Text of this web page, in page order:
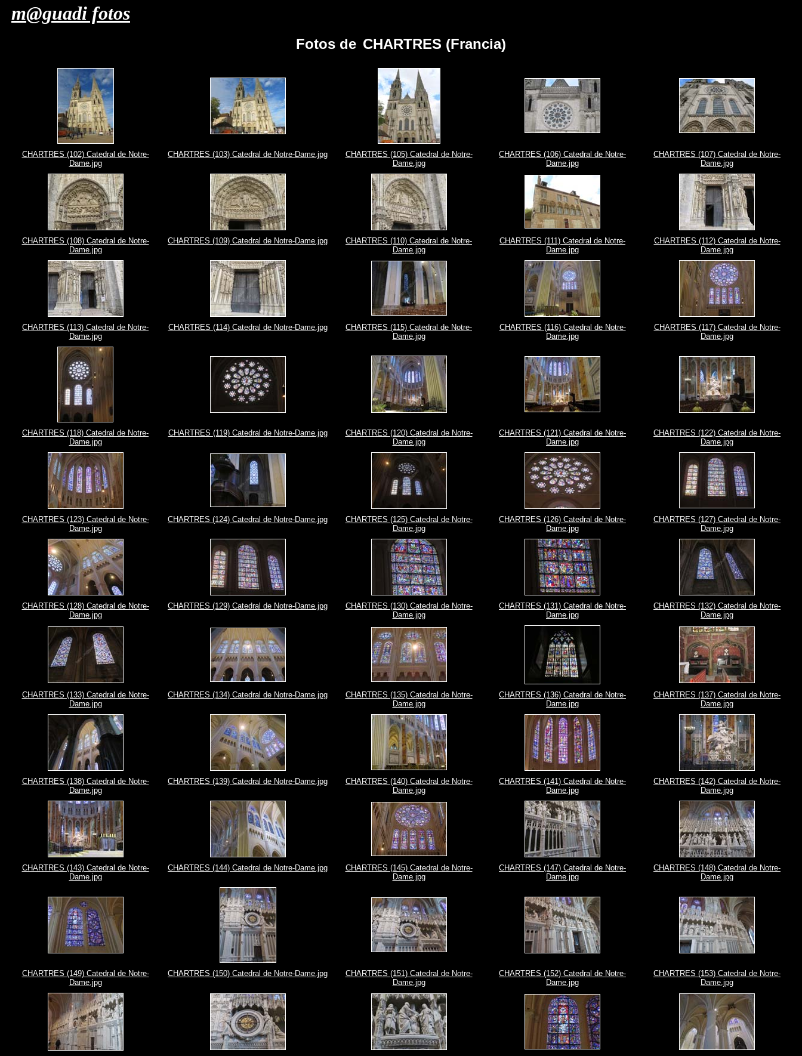
m@guadi fotos
Fotos de CHARTRES (Francia)
CHARTRES (102) Catedral de Notre-
Dame.jpg
CHARTRES (103) Catedral de Notre-Dame.jpg
CHARTRES (105) Catedral de Notre-
Dame.jpg
CHARTRES (106) Catedral de Notre-
Dame.jpg
CHARTRES (107) Catedral de Notre-
Dame.jpg
CHARTRES (108) Catedral de Notre-
Dame.jpg
CHARTRES (109) Catedral de Notre-Dame.jpg
CHARTRES (110) Catedral de Notre-
Dame.jpg
CHARTRES (111) Catedral de Notre-
Dame.jpg
CHARTRES (112) Catedral de Notre-
Dame.jpg
CHARTRES (113) Catedral de Notre-
Dame.jpg
CHARTRES (114) Catedral de Notre-Dame.jpg
CHARTRES (115) Catedral de Notre-
Dame.jpg
CHARTRES (116) Catedral de Notre-
Dame.jpg
CHARTRES (117) Catedral de Notre-
Dame.jpg
CHARTRES (118) Catedral de Notre-
Dame.jpg
CHARTRES (119) Catedral de Notre-Dame.jpg
CHARTRES (120) Catedral de Notre-
Dame.jpg
CHARTRES (121) Catedral de Notre-
Dame.jpg
CHARTRES (122) Catedral de Notre-
Dame.jpg
CHARTRES (123) Catedral de Notre-
Dame.jpg
CHARTRES (124) Catedral de Notre-Dame.jpg
CHARTRES (125) Catedral de Notre-
Dame.jpg
CHARTRES (126) Catedral de Notre-
Dame.jpg
CHARTRES (127) Catedral de Notre-
Dame.jpg
CHARTRES (128) Catedral de Notre-
Dame.jpg
CHARTRES (129) Catedral de Notre-Dame.jpg
CHARTRES (130) Catedral de Notre-
Dame.jpg
CHARTRES (131) Catedral de Notre-
Dame.jpg
CHARTRES (132) Catedral de Notre-
Dame.jpg
CHARTRES (133) Catedral de Notre-
Dame.jpg
CHARTRES (134) Catedral de Notre-Dame.jpg
CHARTRES (135) Catedral de Notre-
Dame.jpg
CHARTRES (136) Catedral de Notre-
Dame.jpg
CHARTRES (137) Catedral de Notre-
Dame.jpg
CHARTRES (138) Catedral de Notre-
Dame.jpg
CHARTRES (139) Catedral de Notre-Dame.jpg
CHARTRES (140) Catedral de Notre-
Dame.jpg
CHARTRES (141) Catedral de Notre-
Dame.jpg
CHARTRES (142) Catedral de Notre-
Dame.jpg
CHARTRES (143) Catedral de Notre-
Dame.jpg
CHARTRES (144) Catedral de Notre-Dame.jpg
CHARTRES (145) Catedral de Notre-
Dame.jpg
CHARTRES (147) Catedral de Notre-
Dame.jpg
CHARTRES (148) Catedral de Notre-
Dame.jpg
CHARTRES (149) Catedral de Notre-
Dame.jpg
CHARTRES (150) Catedral de Notre-Dame.jpg
CHARTRES (151) Catedral de Notre-
Dame.jpg
CHARTRES (152) Catedral de Notre-
Dame.jpg
CHARTRES (153) Catedral de Notre-
Dame.jpg